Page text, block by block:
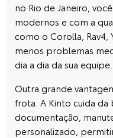
no Rio de Janeiro,
modernos e com a
como o Corolla, Rav4,
menos problemas
dia a dia da sua equipe.
Outra grande
frota. A Kinto cuida da
documentação,
personalizado,